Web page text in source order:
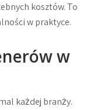
kosztów. To
w praktyce.
w
każdej branży.